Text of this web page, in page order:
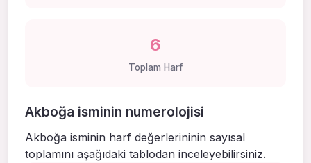
6
Toplam Harf
Akboğa isminin numerolojisi
Akboğa isminin harf değerlerininin sayısal
toplamını aşağıdaki tablodan inceleyebilirsiniz.